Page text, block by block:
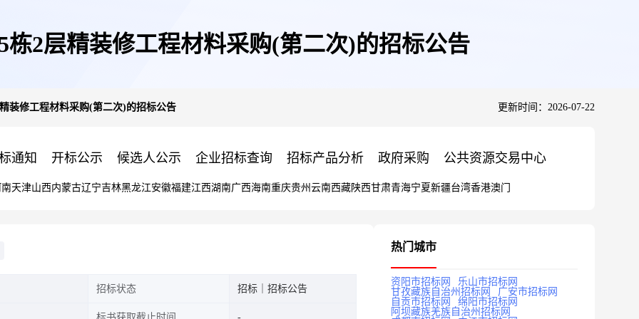
栋2层精装修工程材料采购(第二次)的招标公告
装修工程材料采购(第二次)的招标公告 更新时间：2026-07-22
通知 开标公示 候选人公示 企业招标查询 招标产品分析 政府采购 公共资源交易中心
天津山西内蒙古辽宁吉林黑龙江安徽福建江西湖南广西海南重庆贵州 云南西藏陕西甘肃青海宁夏新疆台湾香港澳门
招标状态 招标｜招标公告
热门城市
资阳市招标网
乐山市招标网
甘孜藏族自治州招标网
广安市招标网
自贡市招标网
绵阳市招标网
阿坝藏族羌族自治州招标网